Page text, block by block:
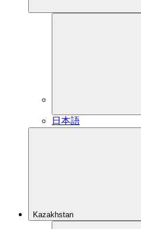
日本語
Kazakhstan